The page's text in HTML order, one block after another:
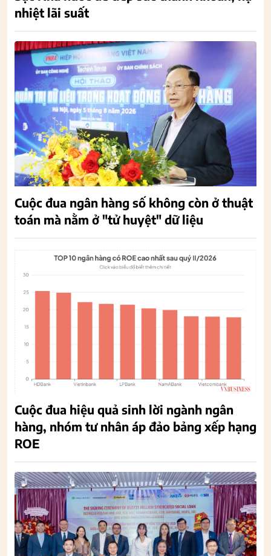
nhiệt lãi suất
Cuộc đua ngân hàng số không còn ở thuật
toán mà nằm ở "tử huyệt" dữ liệu
Cuộc đua hiệu quả sinh lời ngành ngân
hàng, nhóm tư nhân áp đảo bảng xếp hạng
ROE